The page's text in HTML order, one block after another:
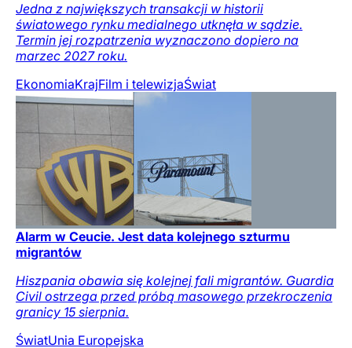
Jedna z największych transakcji w historii
światowego rynku medialnego utknęła w sądzie.
Termin jej rozpatrzenia wyznaczono dopiero na
marzec 2027 roku.
EkonomiaKrajFilm i telewizjaŚwiat
Alarm w Ceucie. Jest data kolejnego szturmu
migrantów
Hiszpania obawia się kolejnej fali migrantów. Guardia
Civil ostrzega przed próbą masowego przekroczenia
granicy 15 sierpnia.
ŚwiatUnia Europejska